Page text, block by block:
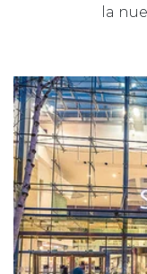
la